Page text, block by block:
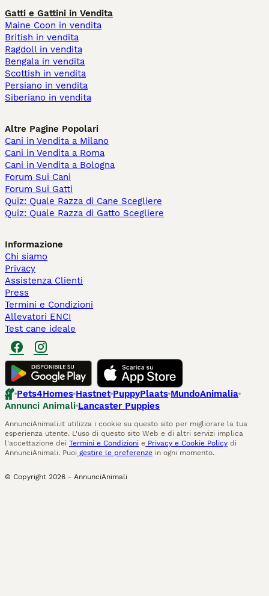
Gatti e Gattini in Vendita
Maine Coon in vendita
British in vendita
Ragdoll in vendita
Bengala in vendita
Scottish in vendita
Persiano in vendita
Siberiano in vendita
Altre Pagine Popolari
Cani in Vendita a Milano
Cani in Vendita a Roma
Cani in Vendita a Bologna
Forum Sui Cani
Forum Sui Gatti
Quiz: Quale Razza di Cane Scegliere
Quiz: Quale Razza di Gatto Scegliere
Informazione
Chi siamo
Privacy
Assistenza Clienti
Press
Termini e Condizioni
Allevatori ENCI
Test cane ideale
Pets4Homes Hastnet PuppyPlaats MundoAnimalia
Annunci Animali Lancaster Puppies
AnnunciAnimali.it utilizza i cookie su questo sito per migliorare la tua
esperienza utente. L'uso di questo sito Web e di altri servizi implica
l'accettazione dei Termini e Condizioni e Privacy e Cookie Policy di
AnnunciAnimali. Puoi gestire le preferenze in ogni momento.
© Copyright 2026 - AnnunciAnimali